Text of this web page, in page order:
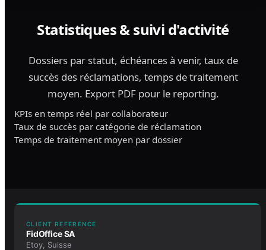
Statistiques & suivi d'activité
Dossiers par statut, échéances à venir, taux de
succès des réclamations, temps de traitement
moyen. Export PDF pour le reporting.
KPIs en temps réel par collaborateur
Taux de succès par catégorie de réclamation
Temps de traitement moyen par dossier
CLIENT REFERENCE
FidOffice SA
Etoy, Suisse